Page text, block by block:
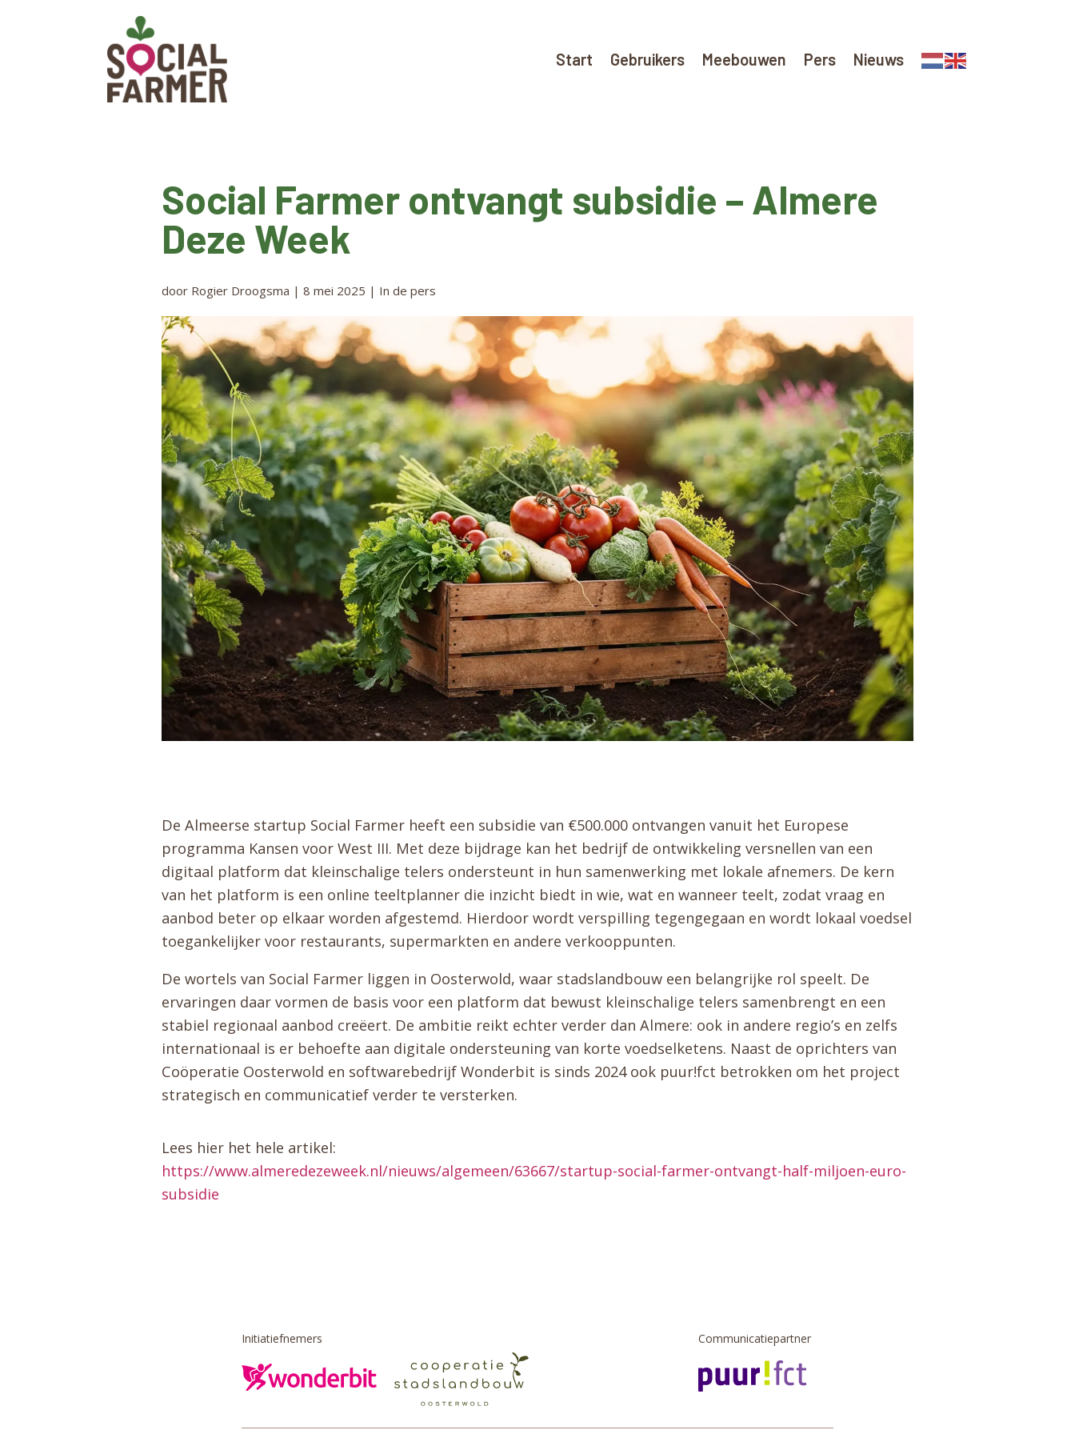
Start Gebruikers Meebouwen Pers Nieuws
Social Farmer ontvangt subsidie – Almere
Deze Week
door Rogier Droogsma | 8 mei 2025 | In de pers
De Almeerse startup Social Farmer heeft een subsidie van €500.000 ontvangen vanuit het Europese
programma Kansen voor West III. Met deze bijdrage kan het bedrijf de ontwikkeling versnellen van een
digitaal platform dat kleinschalige telers ondersteunt in hun samenwerking met lokale afnemers. De kern
van het platform is een online teeltplanner die inzicht biedt in wie, wat en wanneer teelt, zodat vraag en
aanbod beter op elkaar worden afgestemd. Hierdoor wordt verspilling tegengegaan en wordt lokaal voedsel
toegankelijker voor restaurants, supermarkten en andere verkooppunten.
De wortels van Social Farmer liggen in Oosterwold, waar stadslandbouw een belangrijke rol speelt. De
ervaringen daar vormen de basis voor een platform dat bewust kleinschalige telers samenbrengt en een
stabiel regionaal aanbod creëert. De ambitie reikt echter verder dan Almere: ook in andere regio’s en zelfs
internationaal is er behoefte aan digitale ondersteuning van korte voedselketens. Naast de oprichters van
Coöperatie Oosterwold en softwarebedrijf Wonderbit is sinds 2024 ook puur!fct betrokken om het project
strategisch en communicatief verder te versterken.
Lees hier het hele artikel:
https://www.almeredezeweek.nl/nieuws/algemeen/63667/startup-social-farmer-ontvangt-half-miljoen-euro-
subsidie
Initiatiefnemers Communicatiepartner